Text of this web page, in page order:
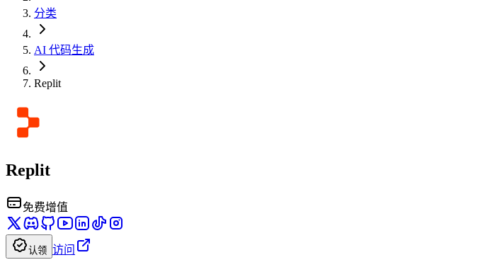
分类
AI 代码生成
Replit
Replit
免费增值
认领 访问